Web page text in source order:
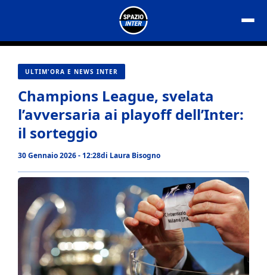
contenuto
ULTIM'ORA E NEWS INTER
Champions League, svelata
l’avversaria ai playoff dell’Inter:
il sorteggio
30 Gennaio 2026 - 12:28di Laura Bisogno